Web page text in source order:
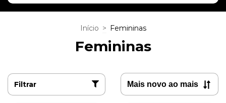
Início > Femininas
Femininas
Filtrar